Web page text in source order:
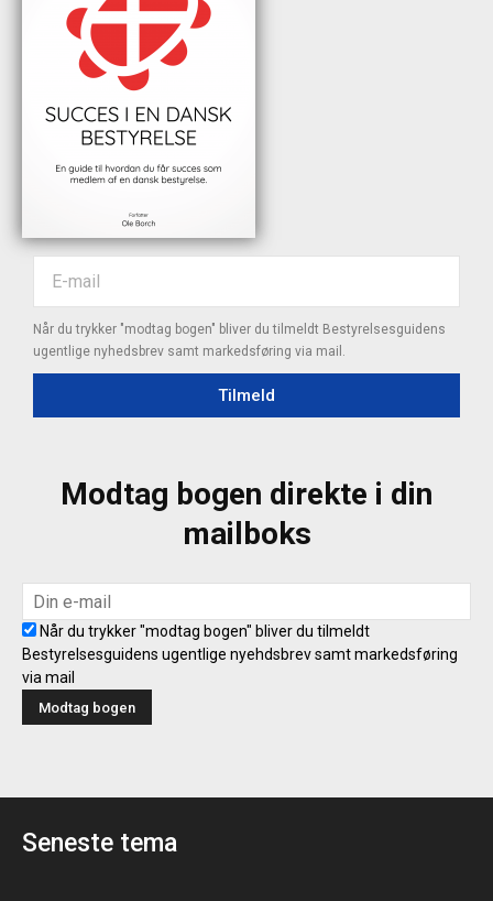
Når du trykker "modtag bogen" bliver du tilmeldt Bestyrelsesguidens
ugentlige nyhedsbrev samt markedsføring via mail.
Tilmeld
Modtag bogen direkte i din
mailboks
Når du trykker "modtag bogen" bliver du tilmeldt
Bestyrelsesguidens ugentlige nyehdsbrev samt markedsføring
via mail
Seneste tema